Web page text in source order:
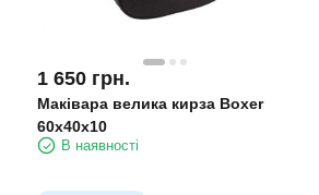
1 650 грн.
Маківара велика кирза Boxer
60x40x10
В наявності